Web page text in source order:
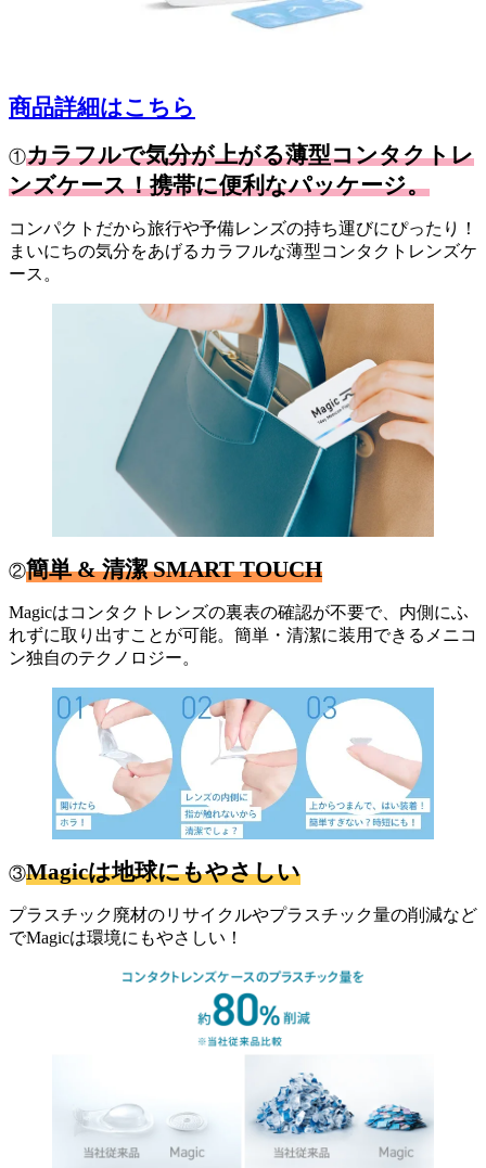
商品詳細はこちら
①カラフルで気分が上がる薄型コンタクトレ
ンズケース！携帯に便利なパッケージ。
コンパクトだから旅行や予備レンズの持ち運びにぴったり！
まいにちの気分をあげるカラフルな薄型コンタクトレンズケ
ース。
②簡単 & 清潔 SMART TOUCH
Magicはコンタクトレンズの裏表の確認が不要で、内側にふ
れずに取り出すことが可能。簡単・清潔に装用できるメニコ
ン独自のテクノロジー。
③Magicは地球にもやさしい
プラスチック廃材のリサイクルやプラスチック量の削減など
でMagicは環境にもやさしい！